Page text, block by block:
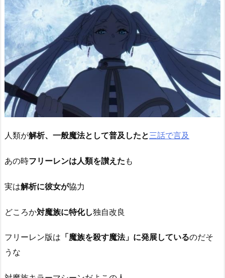
人類が解析、一般魔法として普及したと三話で言及
あの時フリーレンは人類を讃えた も
実は解析に彼女が協力
どころか対魔族に特化し独自改良
フリーレン版は 「魔族を殺す魔法」に発展しているのだそ
うな